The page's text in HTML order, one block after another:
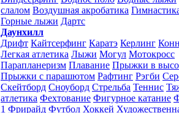
слалом Воздушная акробатика
Горные лыжи Дартс
Даунхилл
Дрифт Кайтсерфинг Каратэ Керлинг
Легкая атлетика Лыжи Могул Мотокросс
Парапланеризм Плавание Прыжки в
Прыжки с парашютом Рафтинг Рэгби
Скейтборд Сноуборд Стрельба Теннис
атлетика Фехтование Фигурное катание
1 Фрирайд Футбол Хоккей